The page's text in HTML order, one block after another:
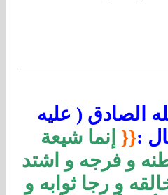
الصادق ( عليه
:
{{ إنما شيعة
و فرجه و اشتد
و رجا ثوابه و